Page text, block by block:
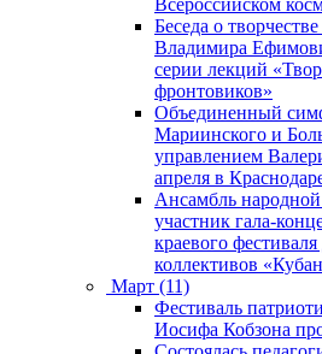
Беседа о
Владимира
серии лекций
фронтовиков»
Объединенный
Мариинского и
управлением
апреля в
Ансамбль
участник гала-
краевого
коллективов
Март (11)
Фестиваль
Иосифа Кобзона